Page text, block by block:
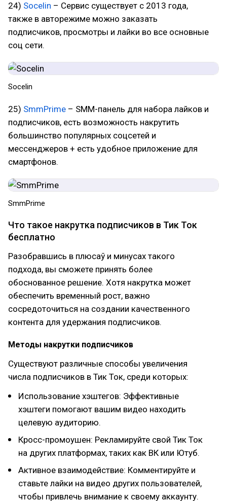
24) Socelin – Сервис существует с 2013 года,
также в авторежиме можно заказать
подписчиков, просмотры и лайки во все основные
соц сети.
Socelin
25) SmmPrime – SMM-панель для набора лайков и
подписчиков, есть возможность накрутить
большинство популярных соцсетей и
мессенджеров + есть удобное приложение для
смартфонов.
SmmPrime
Что такое накрутка подписчиков в Тик Ток
бесплатно
Разобравшись в плюсаў и минусах такого
подхода, вы сможете принять более
обоснованное решение. Хотя накрутка может
обеспечить временный рост, важно
сосредоточиться на создании качественного
контента для удержания подписчиков.
Методы накрутки подписчиков
Существуют различные способы увеличения
числа подписчиков в Тик Ток, среди которых:
Использование хэштегов: Эффективные
хэштеги помогают вашим видео находить
целевую аудиторию.
Кросс-промоушен: Рекламируйте свой Тик Ток
на других платформах, таких как ВК или Ютуб.
Активное взаимодействие: Комментируйте и
ставьте лайки на видео других пользователей,
чтобы привлечь внимание к своему аккаунту.